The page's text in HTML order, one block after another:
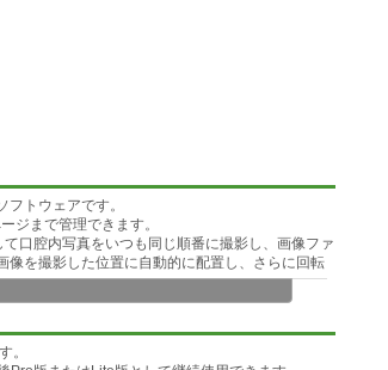
トウェアです。
ジまで管理できます。
口腔内写真をいつも同じ順番に撮影し、画像ファ
を撮影した位置に自動的に配置し、さらに回転
保存するのでファイル名から誰の何時のどの部
示させることもできます。
ピーして、補綴後の予想写真を合成できます。
。